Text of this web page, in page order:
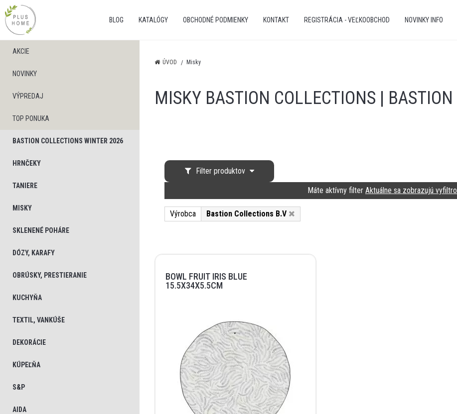
BLOG KATALÓGY OBCHODNÉ PODMIENKY KONTAKT REGISTRÁCIA - VEĽKOOBCHOD NOVINKY INFO
AKCIE
NOVINKY
VÝPREDAJ
TOP PONUKA
BASTION COLLECTIONS WINTER 2026
HRNČEKY
TANIERE
MISKY
SKLENENÉ POHÁRE
DÓZY, KARAFY
OBRÚSKY, PRESTIERANIE
KUCHYŇA
TEXTIL, VANKÚŠE
DEKORÁCIE
KÚPEĽŇA
S&P
AIDA
ÚVOD Misky
MISKY BASTION COLLECTIONS |
Filter produktov
Máte aktívny filter Aktuálne sa zobrazujú
Výrobca Bastion Collections B.V
BOWL FRUIT IRIS BLUE
15.5X34X5.5CM